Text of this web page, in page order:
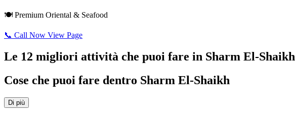
🍽️ Premium Oriental & Seafood
📞 Call Now View Page
Le 12 migliori attività che puoi fare in Sharm El-Shaikh
Cose che puoi fare dentro Sharm El-Shaikh
Di più